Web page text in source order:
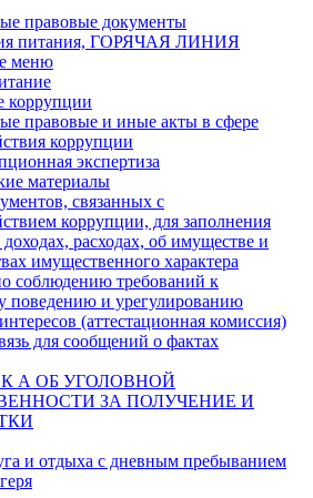
правовые документы
питания, ГОРЯЧАЯ ЛИНИЯ
меню
коррупции
правовые и иные акты в сфере
коррупции
экспертиза
материалы
связанных с
коррупции, для заполнения
расходах, об имуществе и
имущественного характера
соблюдению требований к
поведению и урегулированию
(аттестационная комиссия)
для сообщений о фактах
А ОБ УГОЛОВНОЙ
ЗА ПОЛУЧЕНИЕ И
и отдыха с дневным пребыванием